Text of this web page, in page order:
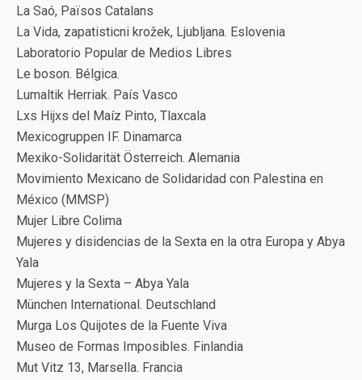
La Saó, Països Catalans
La Vida, zapatisticni krožek, Ljubljana. Eslovenia
Laboratorio Popular de Medios Libres
Le boson. Bélgica.
Lumaltik Herriak. País Vasco
Lxs Hijxs del Maíz Pinto, Tlaxcala
Mexicogruppen IF. Dinamarca
Mexiko-Solidarität Österreich. Alemania
Movimiento Mexicano de Solidaridad con Palestina en
México (MMSP)
Mujer Libre Colima
Mujeres y disidencias de la Sexta en la otra Europa y Abya
Yala
Mujeres y la Sexta – Abya Yala
München International. Deutschland
Murga Los Quijotes de la Fuente Viva
Museo de Formas Imposibles. Finlandia
Mut Vitz 13, Marsella. Francia